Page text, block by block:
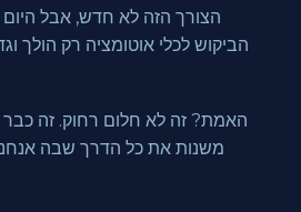
הצורך הזה לא חדש, אבל היום
הביקוש לכלי אוטומציה רק הולך
האמת? זה לא חלום רחוק. זה כבר
משנות את כל הדרך שבה